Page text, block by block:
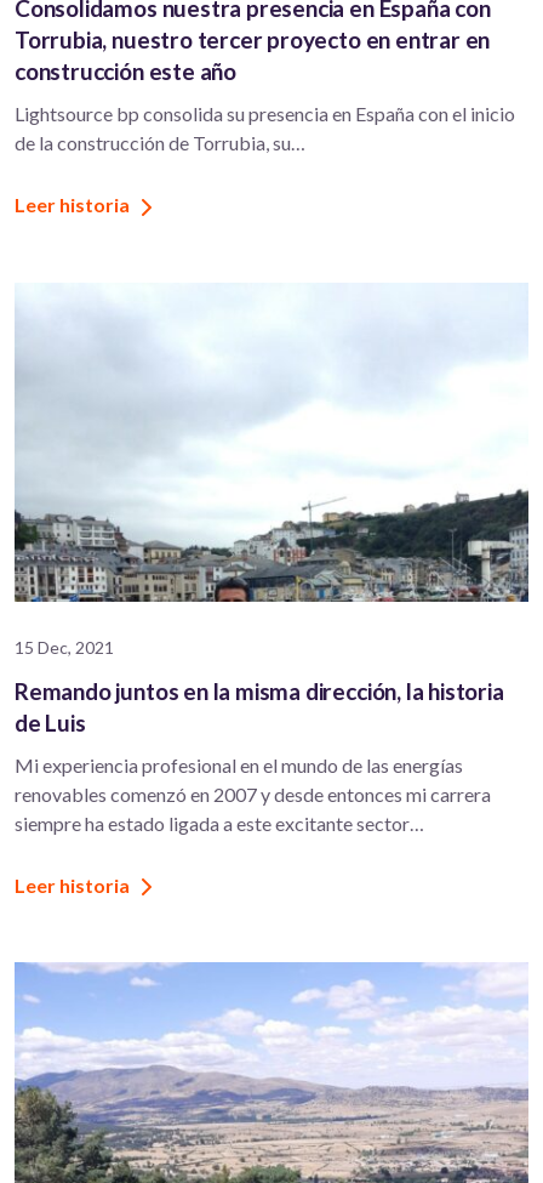
Consolidamos nuestra presencia en España con
Torrubia, nuestro tercer proyecto en entrar en
construcción este año
Lightsource bp consolida su presencia en España con el inicio
de la construcción de Torrubia, su…
Leer historia
15 Dec, 2021
Remando juntos en la misma dirección, la historia
de Luis
Mi experiencia profesional en el mundo de las energías
renovables comenzó en 2007 y desde entonces mi carrera
siempre ha estado ligada a este excitante sector…
Leer historia